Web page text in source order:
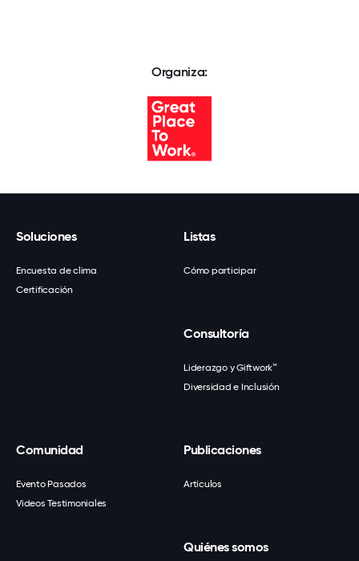
Organiza:
Soluciones
Encuesta de clima
Certificación
Listas
Cómo participar
Consultoría
Liderazgo y Giftwork™
Diversidad e Inclusión
Comunidad
Evento Pasados
Videos Testimoniales
Publicaciones
Artículos
Quiénes somos